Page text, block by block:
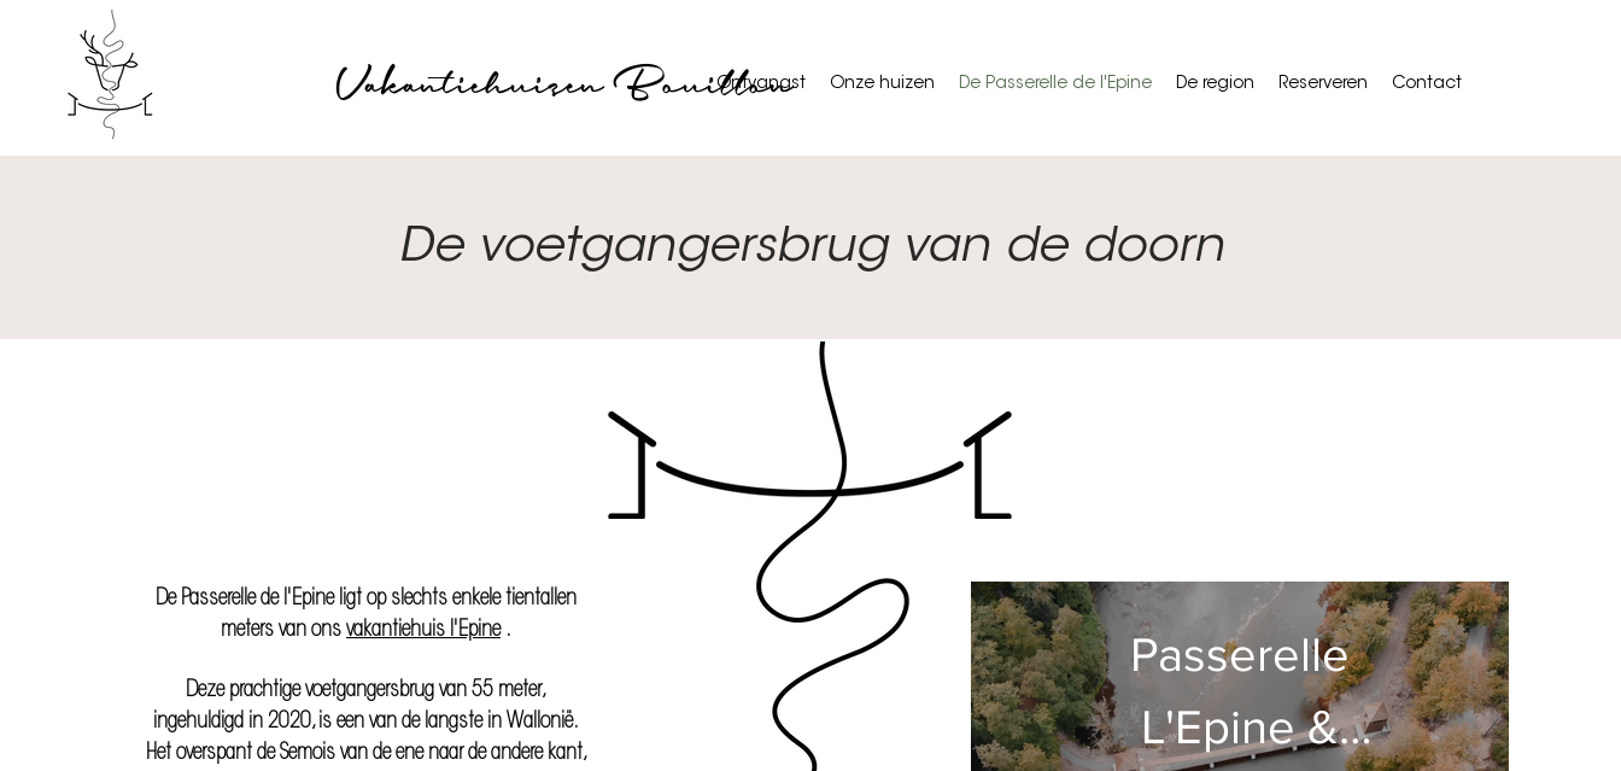
Vakantiehuizen Bouillon
Ontvangst Onze huizen De Passerelle de l'Epine De region Reserveren Contact
De voetgangersbrug van de doorn
Passerelle
L'Epine &
De Passerelle de l'Epine ligt op slechts enkele tientallen
meters van ons vakantiehuis l'Epine.
Deze prachtige voetgangersbrug van 55 meter,
ingehuldigd in 2020, is een van de langste in Wallonië.
Het overspant de Semois van de ene naar de andere kant,